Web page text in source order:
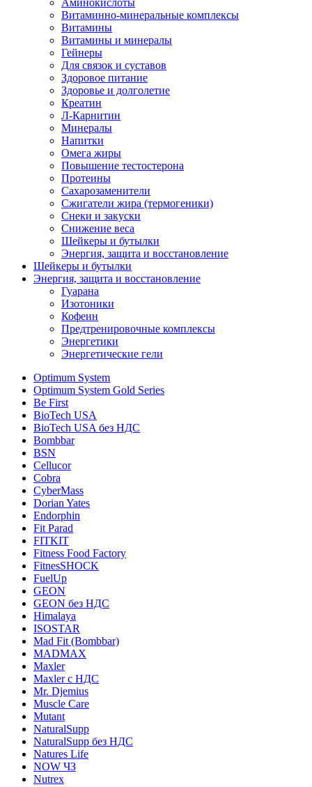
Витаминно-минеральные комплексы
Витамины
Витамины и минералы
Гейнеры
Для связок и суставов
Здоровое питание
Здоровье и долголетие
Креатин
Л-Карнитин
Минералы
Напитки
Омега жиры
Повышение тестостерона
Протеины
Сахарозаменители
Сжигатели жира (термогеники)
Снеки и закуски
Снижение веса
Шейкеры и бутылки
Энергия, защита и восстановление
Шейкеры и бутылки
Энергия, защита и восстановление
Гуарана
Изотоники
Кофеин
Предтренировочные комплексы
Энергетики
Энергетические гели
Optimum System
Optimum System Gold Series
Be First
BioTech USA
BioTech USA без НДС
Bombbar
BSN
Cellucor
Cobra
CyberMass
Dorian Yates
Endorphin
Fit Parad
FITKIT
Fitness Food Factory
FitnesSHOCK
FuelUp
GEON
GEON без НДС
Himalaya
ISOSTAR
Mad Fit (Bombbar)
MADMAX
Maxler
Maxler с НДС
Mr. Djemius
Muscle Care
Mutant
NaturalSupp
NaturalSupp без НДС
Natures Life
NOW ЧЗ
Nutrex